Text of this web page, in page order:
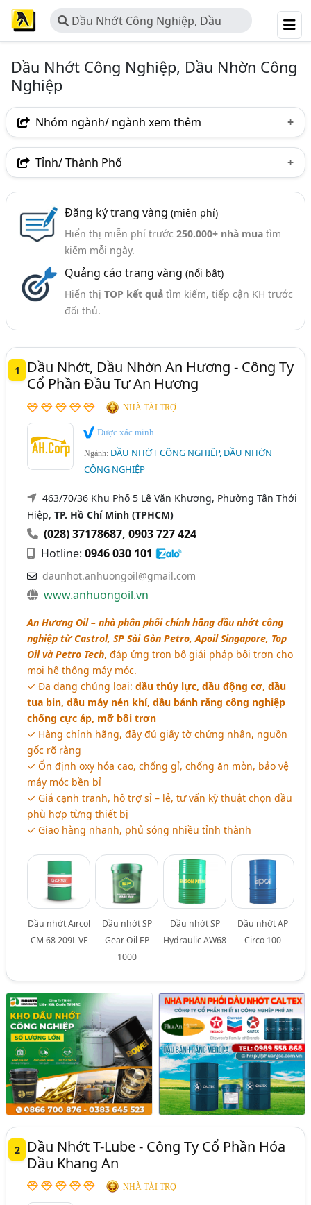
Dầu Nhớt Công Nghiệp, Dầu
Nhờn Công Nghiệp
Dầu Nhớt Công Nghiệp, Dầu Nhờn Công
Nghiệp
Nhóm ngành/ ngành xem thêm
Ngành nghề
Nhóm ngành nghề
Dầu Thủy Lực (32, 46, 68) (205)
Dầu Cắt Gọt Kim Loại, Dầu Gia Công Kim Loại (103)
Dầu Truyền Nhiệt (Dầu Dẫn Nhiệt, Dầu Tải Nhiệt) (60)
Dầu Tách Khuôn, Dầu Chống Dính Khuôn (20)
Dầu Cách Điện, Dầu Máy Biến Áp (16)
Lọc Dầu Nhớt Công Nghiệp - Dịch Vụ Lọc Dầu Nhớt
Công Nghiệp (11)
Ngành xem thêm
Dầu Nhớt, Dầu Nhờn (894)
Tỉnh/ Thành Phố
Bình Dương
Lâm Đồng
Tp. Đà Nẵng
TP. Hải Phòng
Đồng Tháp
Bà Rịa-Vũng Tàu
Bắc Ninh
Hưng Yên
Hà Tĩnh
Khánh Hòa Phú Thọ
Quảng Ninh
Thái Bình
Thái Nguyên
Thanh Hóa
TP. Cần Thơ
Vĩnh Phúc Đắk Lắk
Bắc Giang
Bình Định
Cà Mau Gia Lai
Hà Nam
Hải Dương
Long An
Ninh Bình
Ninh Thuận
Quảng Nam
Tây Ninh
Tiền Giang Vĩnh Long
Đăng ký trang vàng (miễn phí)
Hiển thị miễn phí trước 250.000+ nhà muatìm
kiếm mỗi ngày.
Quảng cáo trang vàng (nổi bật)
Hiển thị TOP kết quảtìm kiếm, tiếp cận KH trước
đối thủ.
1
Dầu Nhớt, Dầu Nhờn An Hương - Công Ty
Cổ Phần Đầu Tư An Hương
NHÀ TÀI TRỢ
Được xác minh
Ngành: DẦU NHỚT CÔNG NGHIỆP, DẦU NHỜN
CÔNG NGHIỆP
463/70/36 Khu Phố 5 Lê Văn Khương, Phường Tân Thới
Hiệp,TP. Hồ Chí Minh (TPHCM)
(028) 37178687,0903 727 424
Hotline:0946 030 101
daunhot.anhuongoil@gmail.com
www.anhuongoil.vn
An Hương Oil – nhà phân phối chính hãng dầu nhớt công
nghiệp từ Castrol, SP Sài Gòn Petro, Apoil Singapore, Top
Oil và Petro Tech, đáp ứng trọn bộ giải pháp bôi trơn cho
mọi hệ thống máy móc.
✓ Đa dạng chủng loại:dầu thủy lực, dầu động cơ, dầu
tua bin, dầu máy nén khí, dầu bánh răng công nghiệp
chống cực áp, mỡ bôi trơn
✓ Hàng chính hãng, đầy đủ giấy tờ chứng nhận, nguồn
gốc rõ ràng
✓ Ổn định oxy hóa cao, chống gỉ, chống ăn mòn, bảo vệ
máy móc bền bỉ
✓ Giá cạnh tranh, hỗ trợ sỉ – lẻ, tư vấn kỹ thuật chọn dầu
phù hợp từng thiết bị
✓ Giao hàng nhanh, phủ sóng nhiều tỉnh thành
Dầu nhớt Aircol
CM 68 209L VE
Dầu nhớt SP
Gear Oil EP
1000
Dầu nhớt SP
Hydraulic AW68
Dầu nhớt AP
Circo 100
2
Dầu Nhớt T-Lube - Công Ty Cổ Phần Hóa
Dầu Khang An
NHÀ TÀI TRỢ